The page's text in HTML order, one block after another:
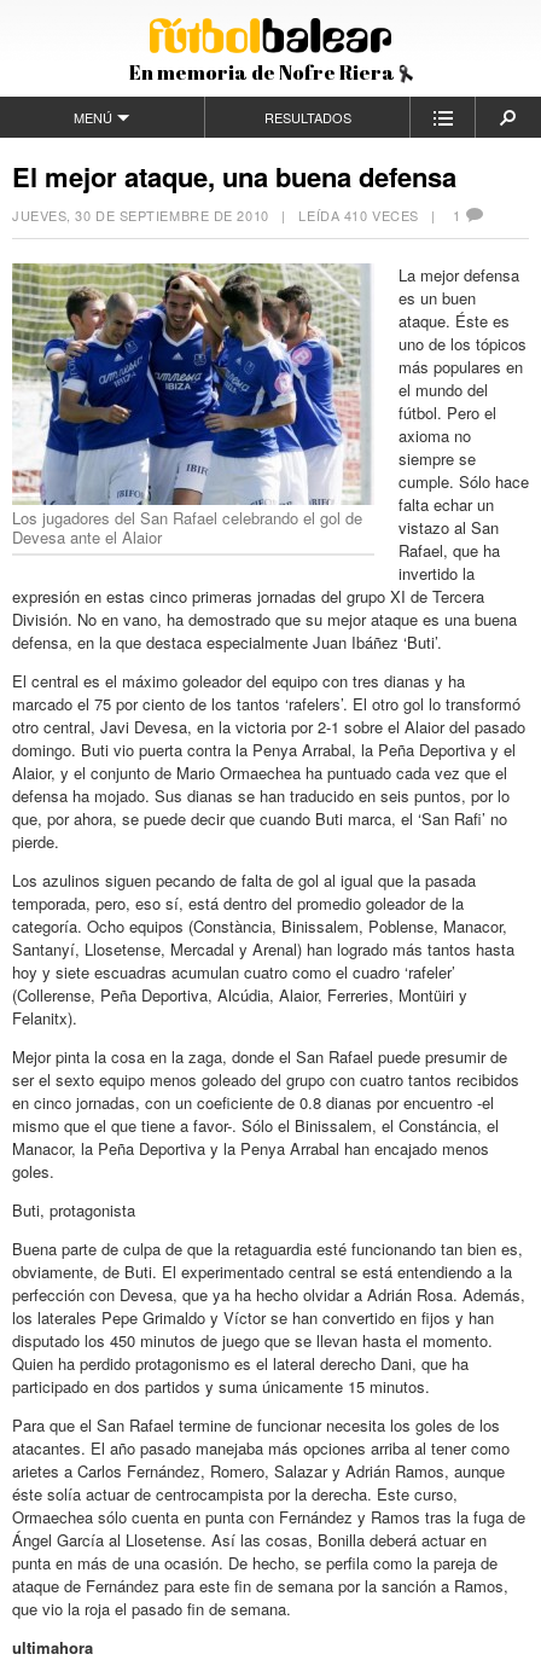
En memoria de Nofre Riera
MENÚ RESULTADOS
El mejor ataque, una buena defensa
JUEVES, 30 DE SEPTIEMBRE DE 2010 | LEÍDA 410 VECES | 1
Los jugadores del San Rafael celebrando el gol de
Devesa ante el Alaior
La mejor defensa
es un buen
ataque. Éste es
uno de los tópicos
más populares en
el mundo del
fútbol. Pero el
axioma no
siempre se
cumple. Sólo hace
falta echar un
vistazo al San
Rafael, que ha
invertido la
expresión en estas cinco primeras jornadas del grupo XI de Tercera
División. No en vano, ha demostrado que su mejor ataque es una buena
defensa, en la que destaca especialmente Juan Ibáñez ‘Buti’.
El central es el máximo goleador del equipo con tres dianas y ha
marcado el 75 por ciento de los tantos ‘rafelers’. El otro gol lo transformó
otro central, Javi Devesa, en la victoria por 2-1 sobre el Alaior del pasado
domingo. Buti vio puerta contra la Penya Arrabal, la Peña Deportiva y el
Alaior, y el conjunto de Mario Ormaechea ha puntuado cada vez que el
defensa ha mojado. Sus dianas se han traducido en seis puntos, por lo
que, por ahora, se puede decir que cuando Buti marca, el ‘San Rafi’ no
pierde.
Los azulinos siguen pecando de falta de gol al igual que la pasada
temporada, pero, eso sí, está dentro del promedio goleador de la
categoría. Ocho equipos (Constància, Binissalem, Poblense, Manacor,
Santanyí, Llosetense, Mercadal y Arenal) han logrado más tantos hasta
hoy y siete escuadras acumulan cuatro como el cuadro ‘rafeler’
(Collerense, Peña Deportiva, Alcúdia, Alaior, Ferreries, Montüiri y
Felanitx).
Mejor pinta la cosa en la zaga, donde el San Rafael puede presumir de
ser el sexto equipo menos goleado del grupo con cuatro tantos recibidos
en cinco jornadas, con un coeficiente de 0.8 dianas por encuentro -el
mismo que el que tiene a favor-. Sólo el Binissalem, el Constáncia, el
Manacor, la Peña Deportiva y la Penya Arrabal han encajado menos
goles.
Buti, protagonista
Buena parte de culpa de que la retaguardia esté funcionando tan bien es,
obviamente, de Buti. El experimentado central se está entendiendo a la
perfección con Devesa, que ya ha hecho olvidar a Adrián Rosa. Además,
los laterales Pepe Grimaldo y Víctor se han convertido en fijos y han
disputado los 450 minutos de juego que se llevan hasta el momento.
Quien ha perdido protagonismo es el lateral derecho Dani, que ha
participado en dos partidos y suma únicamente 15 minutos.
Para que el San Rafael termine de funcionar necesita los goles de los
atacantes. El año pasado manejaba más opciones arriba al tener como
arietes a Carlos Fernández, Romero, Salazar y Adrián Ramos, aunque
éste solía actuar de centrocampista por la derecha. Este curso,
Ormaechea sólo cuenta en punta con Fernández y Ramos tras la fuga de
Ángel García al Llosetense. Así las cosas, Bonilla deberá actuar en
punta en más de una ocasión. De hecho, se perfila como la pareja de
ataque de Fernández para este fin de semana por la sanción a Ramos,
que vio la roja el pasado fin de semana.
ultimahora